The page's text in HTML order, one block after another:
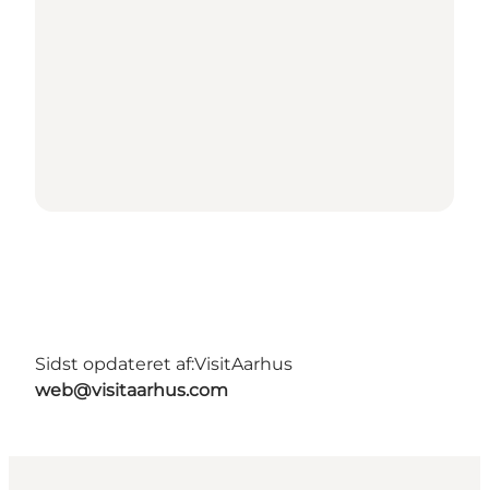
Sidst opdateret af:VisitAarhus
web@visitaarhus.com